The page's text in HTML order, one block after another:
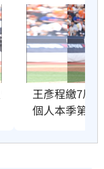
王彥程繳7局
個人本季第8勝